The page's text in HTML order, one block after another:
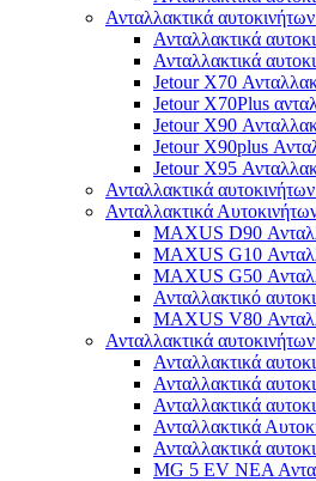
Ανταλλακτικά
Ανταλλακτικά
Ανταλλακτικά
Jetour X70
Jetour X70Plus
Jetour X90
Jetour X90plus
Jetour X95
Ανταλλακτικά
Ανταλλακτικά
MAXUS D90
MAXUS G10
MAXUS G50
Ανταλλακτικό
MAXUS V80
Ανταλλακτικά
Ανταλλακτικά
Ανταλλακτικά
Ανταλλακτικά
Ανταλλακτικά
Ανταλλακτικά
MG 5 EV ΝΕΑ